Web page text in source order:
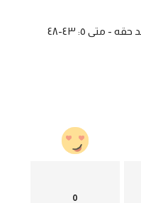
- متى ٥: ٤٣-٤٨
0